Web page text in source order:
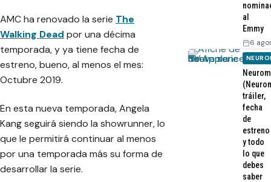
AMC ha renovado la serie The
Walking Dead por una décima
temporada, y ya tiene fecha de
estreno, bueno, al menos el mes:
Octubre 2019.
En esta nueva temporada, Angela
Kang seguirá siendo la showrunner, lo
que le permitirá continuar al menos
por una temporada más su forma de
desarrollar la serie.
al
Emmy
6
tráiler,
fecha
de
estreno
y todo
lo que
debes
saber